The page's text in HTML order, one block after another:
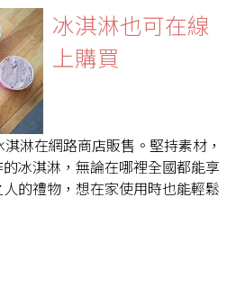
冰淇淋也可在線
上購買
淋在網路商店販售。堅持素材，
冰淇淋，無論在哪裡全國都能享
的禮物，想在家使用時也能輕鬆